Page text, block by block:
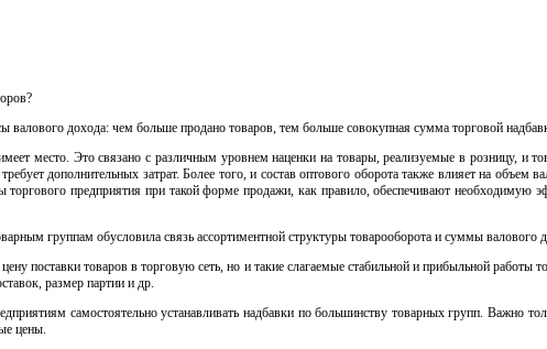
валового дохода: чем больше продано товаров, тем больше совокупная сумма торговой
место. Это связано с различным уровнем наценки на товары, реализуемые в розницу, и
дополнительных затрат. Более того, и состав оптового оборота также влияет на объем
предприятия при такой форме продажи, как правило, обеспечивают необходимую
группам обусловила связь ассортиментной структуры товарооборота и суммы валового
поставки товаров в торговую сеть, но и такие слагаемые стабильной и прибыльной работы
размер партии и др.
самостоятельно устанавливать надбавки по большинству товарных групп. Важно
цены.